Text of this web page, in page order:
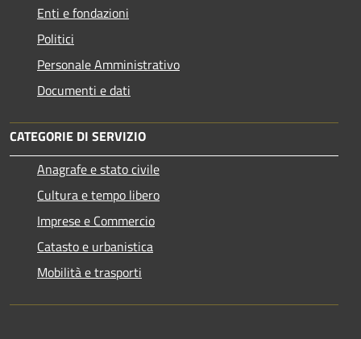
Enti e fondazioni
Politici
Personale Amministrativo
Documenti e dati
CATEGORIE DI SERVIZIO
Anagrafe e stato civile
Cultura e tempo libero
Imprese e Commercio
Catasto e urbanistica
Mobilità e trasporti